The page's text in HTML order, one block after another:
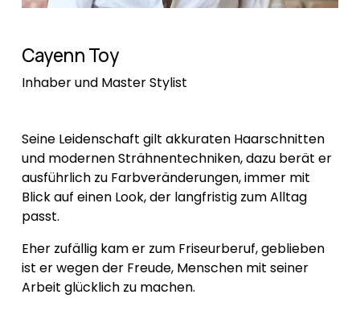
Cayenn Toy
Inhaber und Master Stylist
Seine Leidenschaft gilt akkuraten Haarschnitten
und modernen Strähnentechniken, dazu berät er
ausführlich zu Farbveränderungen, immer mit
Blick auf einen Look, der langfristig zum Alltag
passt.
Eher zufällig kam er zum Friseurberuf, geblieben
ist er wegen der Freude, Menschen mit seiner
Arbeit glücklich zu machen.